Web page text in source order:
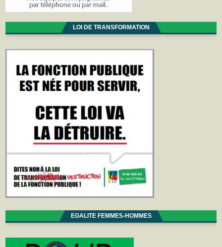
LOI DE TRANSFORMATION
EGALITE FEMMES-HOMMES